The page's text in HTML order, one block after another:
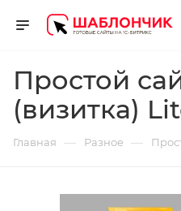
Простой
(визитка)
Главная — Разное —